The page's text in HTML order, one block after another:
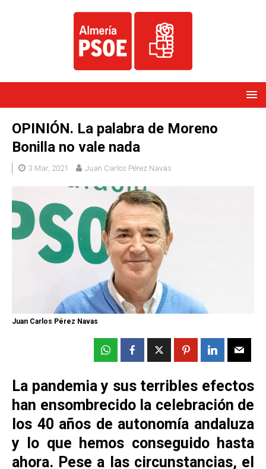
OPINIÓN. La palabra de Moreno
Bonilla no vale nada
3 Mar, 2021 Juan Carlos Pérez Navas
Juan Carlos Pérez Navas
La pandemia y sus terribles efectos
han ensombrecido la celebración de
los 40 años de autonomía andaluza
y lo que hemos conseguido hasta
ahora. Pese a las circunstancias, el